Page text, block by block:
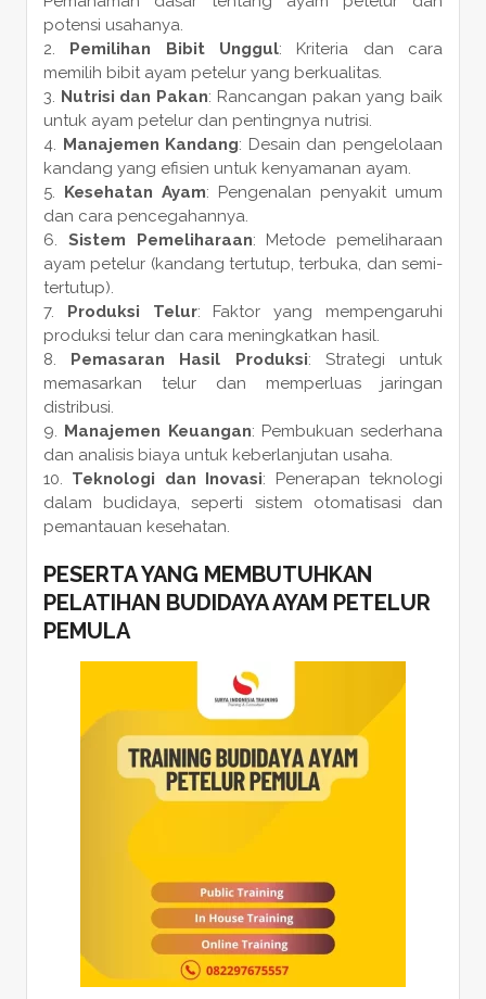
potensi usahanya.
Pemilihan Bibit Unggul: Kriteria dan cara
memilih bibit ayam petelur yang berkualitas.
Nutrisi dan Pakan: Rancangan pakan yang baik
untuk ayam petelur dan pentingnya nutrisi.
Manajemen Kandang: Desain dan pengelolaan
kandang yang efisien untuk kenyamanan ayam.
Kesehatan Ayam: Pengenalan penyakit umum
dan cara pencegahannya.
Sistem Pemeliharaan: Metode pemeliharaan
ayam petelur (kandang tertutup, terbuka, dan semi-
tertutup).
Produksi Telur: Faktor yang mempengaruhi
produksi telur dan cara meningkatkan hasil.
Pemasaran Hasil Produksi: Strategi untuk
memasarkan telur dan memperluas jaringan
distribusi.
Manajemen Keuangan: Pembukuan sederhana
dan analisis biaya untuk keberlanjutan usaha.
Teknologi dan Inovasi: Penerapan teknologi
dalam budidaya, seperti sistem otomatisasi dan
pemantauan kesehatan.
PESERTA YANG MEMBUTUHKAN
PELATIHAN BUDIDAYA AYAM PETELUR
PEMULA